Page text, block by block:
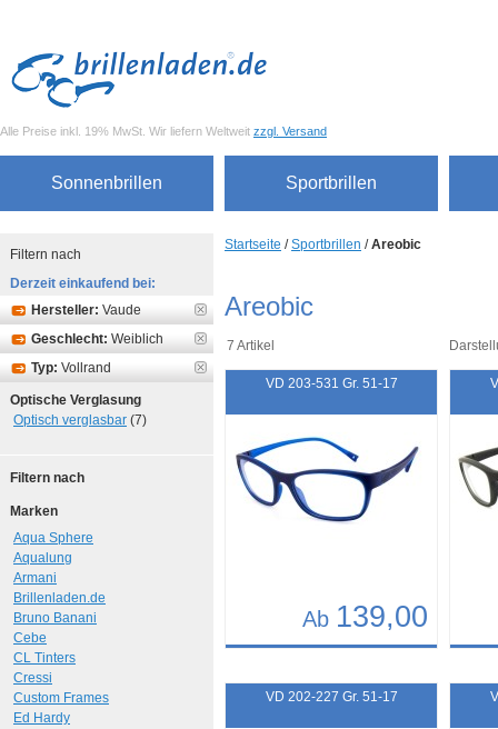
Alle Preise inkl. 19% MwSt. Wir liefern Weltweit zzgl. Versand
Sonnenbrillen Sportbrillen
Startseite /Sportbrillen /Areobic
Areobic
7 Artikel
VD 203-531 Gr. 51-17
Ab 139,00
Art.-Nr.: 11887 Art.-
VD 202-227 Gr. 51-17
Filtern nach
Derzeit einkaufend bei:
Hersteller: Vaude
Geschlecht: Weiblich
Typ: Vollrand
Optische Verglasung
Optisch verglasbar (7)
Filtern nach
Marken
Aqua Sphere
Aqualung
Armani
Brillenladen.de
Bruno Banani
Cebe
CL Tinters
Cressi
Custom Frames
Ed Hardy